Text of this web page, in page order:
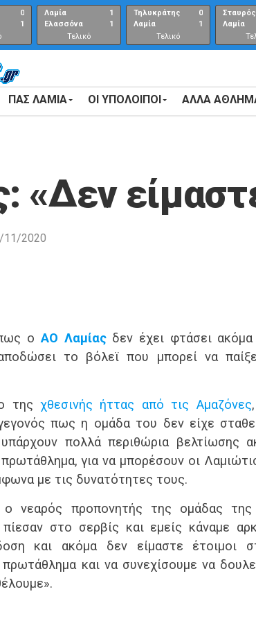
0
1
Λαμία
Ελασσόνα
1
1
Τελικό
Αποτέλεσμα
Τηλυκράτης
Λαμία
0
1
Τελικό
αποτέλεσμα
Σταυρός
Λαμία
ΠΑΣ ΛΑΜΙΑ ΟΙ ΥΠΟΛΟΙΠΟΙ ΑΛΛΑ
«Δεν
11/2020
ο ΑΟ Λαμίαςδεν έχει φτάσει
το βόλεϊ που μπορεί να
τηςχθεσινής ήττας από τις Αμαζόνες
πως η ομάδα του δεν είχε
πολλά περιθώρια βελτίωσης
πρωτάθλημα, για να μπορέσουν οι
με τις δυνατότητες τους.
ο νεαρός προπονητής της ομάδας
στο σερβίς και εμείς κάναμε
και ακόμα δεν είμαστε έτοιμοι
πρωτάθλημα και να συνεχίσουμε να